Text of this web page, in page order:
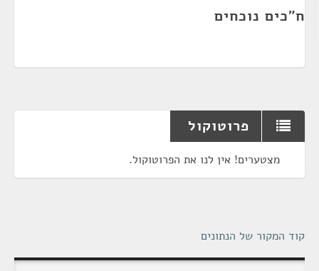
ח"כים נוכחים
פרוטוקול
מצטערים! אין לנו את הפרוטוקול.
קוד המקור של הנתונים